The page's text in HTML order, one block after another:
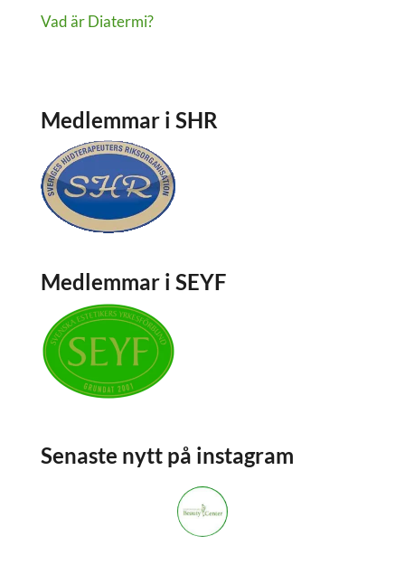
Vad är Diatermi?
Medlemmar i SHR
Medlemmar i SEYF
Senaste nytt på instagram